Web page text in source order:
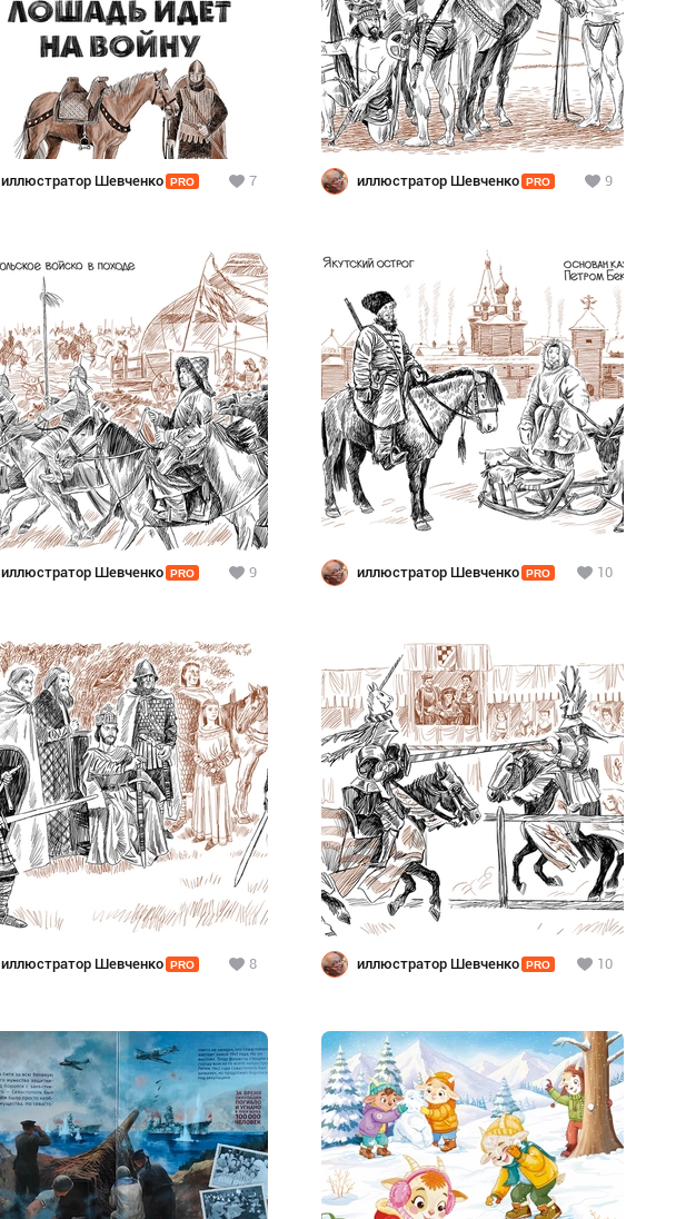
иллюстратор Шевченко PRO 7 иллюстратор Шевченко PRO 9
иллюстратор Шевченко PRO 9 иллюстратор Шевченко PRO 10
иллюстратор Шевченко PRO 8 иллюстратор Шевченко PRO 10